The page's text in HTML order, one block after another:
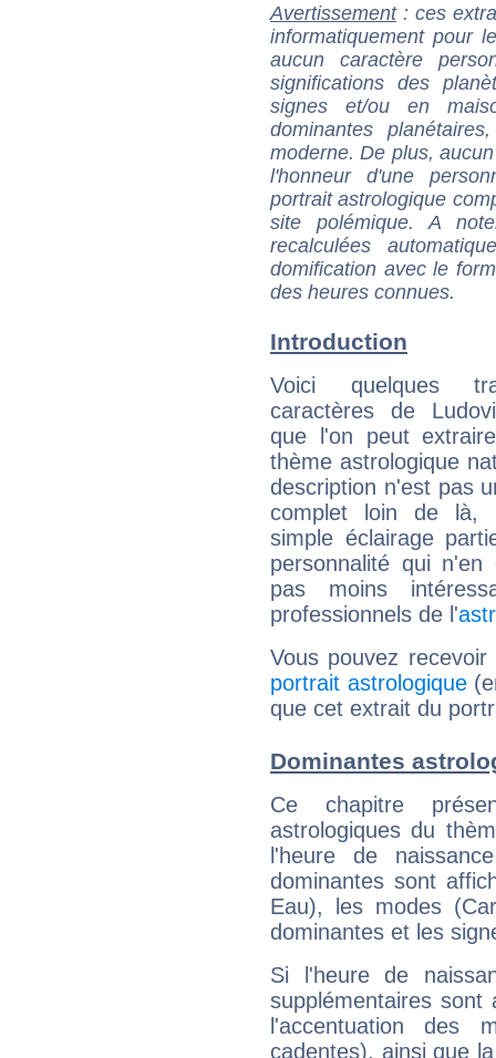
Avertissement: ces
informatiquement pour
aucun caractère
significations des
signes et/ou en
dominantes
moderne. De plus,
l'honneur d'une
portrait astrologique
site polémique. A
recalculées
domification avec le
des heures connues.
Introduction
Voici quelques
caractères de
que l'on peut
thème astrologique
description n'est pas
complet loin de là,
simple éclairage
personnalité qui n'en
pas moins
professionnels de l'
Vous pouvez
portrait astrologique
que cet extrait du
Dominantes
Ce chapitre
astrologiques du
l'heure de
dominantes sont
Eau), les modes
dominantes et les
Si l'heure de
supplémentaires sont
l'accentuation des
cadentes), ainsi que